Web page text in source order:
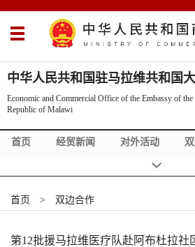
中华人民共和国驻马拉维共和国
Economic and Commercial Office of the Embassy of
Republic of Malawi
首页 经贸新闻 对外活动
首页 > 双边合作
第12批援马拉维医疗队赴阿布杜拉社